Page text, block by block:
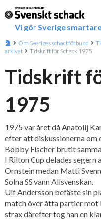
Vi gör Sverige smartare
Om Sveriges schackförbund
arkivet
Tidskrift för Schack 1975
Tidskrift
1975
1975 var året då Anatolij
efter att diskussionerna om
Bobby Fischer brutit
I Rilton Cup delades
Ornstein medan Matti
Solna SS vann Allsvenskan.
Ulf Andersson befäste sin
match över åtta partier mot
strax därefter tog han en